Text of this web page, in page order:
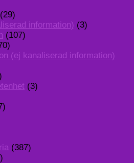
(29)
information) (3)
(107)
(ej kanaliserad information)
(3)
(387)